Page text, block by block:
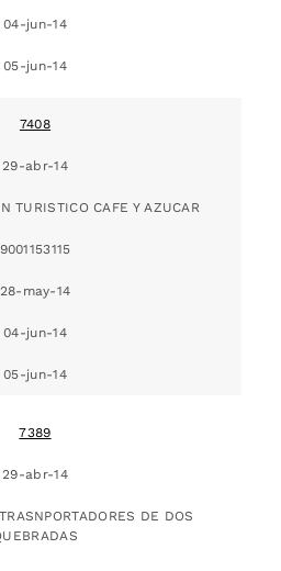
04-jun-14
05-jun-14
7408
29-abr-14
TURISTICO CAFE Y AZUCAR
9001153115
28-may-14
04-jun-14
05-jun-14
7389
29-abr-14
DE DOS